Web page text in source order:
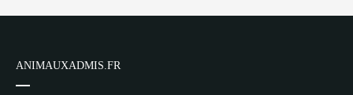
ANIMAUXADMIS.FR